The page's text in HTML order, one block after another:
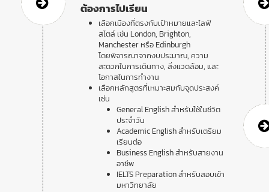
ต้องการไปเรียน
เลือกเมืองที่ตรงกับเป้าหมายและไลฟ์
สไตล์ เช่น London, Brighton,
Manchester หรือ Edinburgh
โดยพิจารณาจากงบประมาณ, ความ
สะดวกในการเดินทาง, สิ่งแวดล้อม, และ
โอกาสในการทำงาน
เลือกหลักสูตรที่เหมาะสมกับจุดประสงค์
เช่น
General English สำหรับใช้ในชีวิต
ประจำวัน
Academic English สำหรับเตรียม
เรียนต่อ
Business English สำหรับสายงาน
อาชีพ
IELTS Preparation สำหรับสอบเข้า
มหาวิทยาลัย